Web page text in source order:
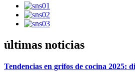
últimas noticias
Tendencias en grifos de cocina 2025: